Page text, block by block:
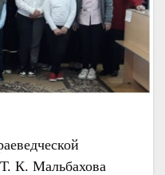
К. Мальбахова